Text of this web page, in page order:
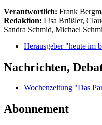
Verantwortlich: Frank
Redaktion: Lisa Brüßler,
Sandra Schmid, Michael
Herausgeber "heute im
Nachrichten,
Wochenzeitung "Das
Abonnement